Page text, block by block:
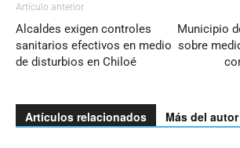
Artículo anterior
Alcaldes exigen controles
sanitarios efectivos en medio
de disturbios en Chiloé
Municipio
sobre
Artículos relacionados Más del autor